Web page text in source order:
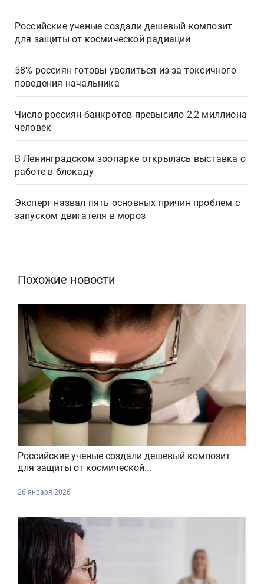
Российские ученые создали дешевый композит
для защиты от космической радиации
58% россиян готовы уволиться из-за токсичного
поведения начальника
Число россиян-банкротов превысило 2,2 миллиона
человек
В Ленинградском зоопарке открылась выставка о
работе в блокаду
Эксперт назвал пять основных причин проблем с
запуском двигателя в мороз
Похожие новости
Российские ученые создали дешевый композит
для защиты от космической...
26 января 2026